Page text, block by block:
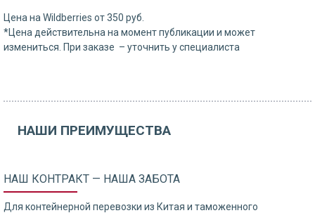
Цена на Wildberries от 350 руб.
*Цена действительна на момент публикации и может
измениться. При заказе – уточнить у специалиста
НАШИ ПРЕИМУЩЕСТВА
НАШ КОНТРАКТ — НАША ЗАБОТА
Для контейнерной перевозки из Китая и таможенного